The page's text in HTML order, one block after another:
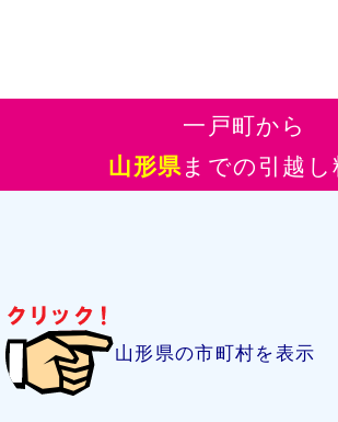
一戸町から
山形県までの引越し
山形県の市町村を表示